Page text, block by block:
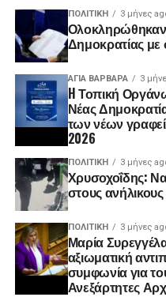
ΠΟΛΙΤΙΚΉ 3 μήνες
Ολοκληρώθηκαν
Δημοκρατίας
ΑΓΙΑ ΒΑΡΒΑΡΑ 3
H Τοπική
Νέας
των νέων
2026
ΠΟΛΙΤΙΚΉ 3 μήνες
Χρυσοχοΐδης:
στους
ΠΟΛΙΤΙΚΉ 3 μήνες
Μαρία
αξιωματική
συμφωνία για
Ανεξάρτητες